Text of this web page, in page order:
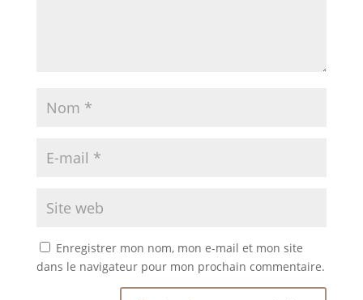
Enregistrer mon nom, mon e-mail et mon site
dans le navigateur pour mon prochain commentaire.